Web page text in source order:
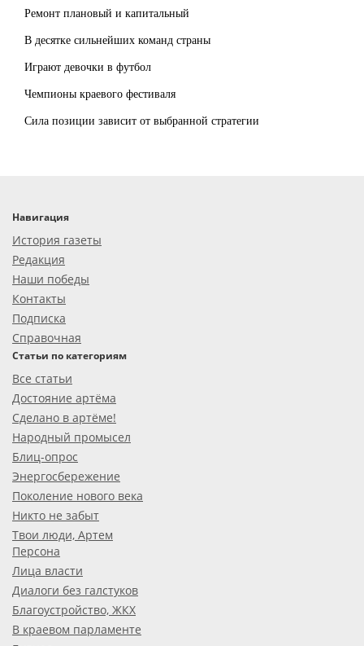
Ремонт плановый и капитальный
В десятке сильнейших команд страны
Играют девочки в футбол
Чемпионы краевого фестиваля
Сила позиции зависит от выбранной стратегии
Навигация
История газеты
Редакция
Наши победы
Контакты
Подписка
Справочная
Статьи по категориям
Все статьи
Достояние артёма
Сделано в артёме!
Народный промысел
Блиц-опрос
Энергосбережение
Поколение нового века
Никто не забыт
Твои люди, Артем
Персона
Лица власти
Диалоги без галстуков
Благоустройство, ЖКХ
В краевом парламенте